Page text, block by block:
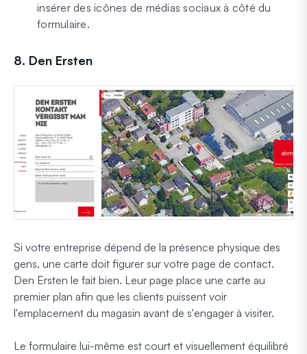
insérer des icônes de médias sociaux à côté du
formulaire.
8. Den Ersten
Si votre entreprise dépend de la présence physique des
gens, une carte doit figurer sur votre page de contact.
Den Ersten le fait bien. Leur page place une carte au
premier plan afin que les clients puissent voir
l'emplacement du magasin avant de s'engager à visiter.
Le formulaire lui-même est court et visuellement équilibré